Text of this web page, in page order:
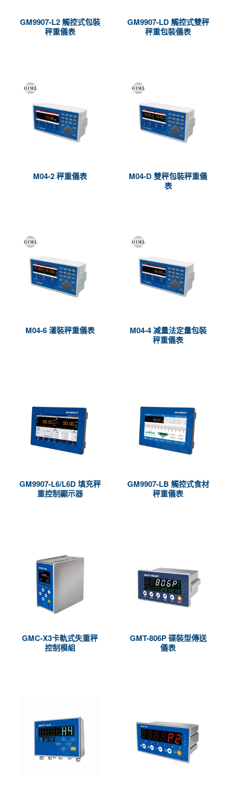
GM9907-L2 觸控式包裝
秤重儀表
GM9907-LD 觸控式雙秤
秤重包裝儀表
M04-2 秤重儀表
M04-D 雙秤包裝秤重儀
表
M04-6 灌裝秤重儀表
M04-4 减量法定量包裝
秤重儀表
GM9907-L6/L6D 填充秤
重控制顯示器
GM9907-LB 觸控式食材
秤重儀表
GMC-X3卡軌式失重秤
控制模組
GMT-806P 碟裝型傳送
儀表